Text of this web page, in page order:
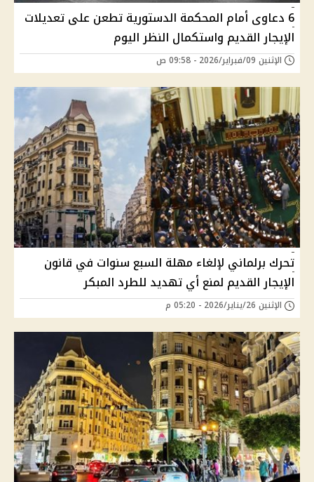
6 دعاوى أمام المحكمة الدستورية تطعن على تعديلات
الإيجار القديم واستكمال النظر اليوم
الإثنين 09/فبراير/2026 - 09:58 ص
تحرك برلماني لإلغاء مهلة السبع سنوات في قانون
الإيجار القديم لمنع أي تهديد للطرد المبكر
الإثنين 26/يناير/2026 - 05:20 م